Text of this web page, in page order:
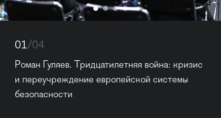
01/04
Роман Гуляев. Тридцатилетняя война: кризис
и переучреждение европейской системы
безопасности